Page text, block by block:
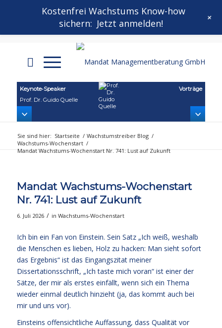
Kontakt Mandat Wachstums-Wochenstart
Mandat Growthletter®
Keynote‑Speaker
Prof. Dr. Guido Quelle
Vorträge
Sie sind hier: Startseite / Wachstumstreiber Blog /
Wachstums-Wochenstart /
Mandat Wachstums-Wochenstart Nr. 741: Lust auf Zukunft
Mandat Wachstums-Wochenstart
Nr. 741: Lust auf Zukunft
6. Juli 2026 / in Wachstums-Wochenstart
Ich bin ein Fan von Einstein. Sein Satz „Ich weiß, weshalb
die Menschen es lieben, Holz zu hacken: Man sieht sofort
das Ergebnis“ ist das Eingangszitat meiner
Dissertationsschrift, „Ich taste mich voran“ ist einer der
Sätze, der mir als erstes einfällt, wenn sich ein Thema
wieder einmal deutlich hinzieht (ja, das kommt auch bei
mir und uns vor).
Einsteins offensichtliche Auffassung, dass Qualität vor
Kostenfrei Wachstums Know-how
sichern: Jetzt anmelden! +